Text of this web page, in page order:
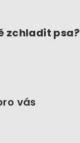
zchladit psa?
vás